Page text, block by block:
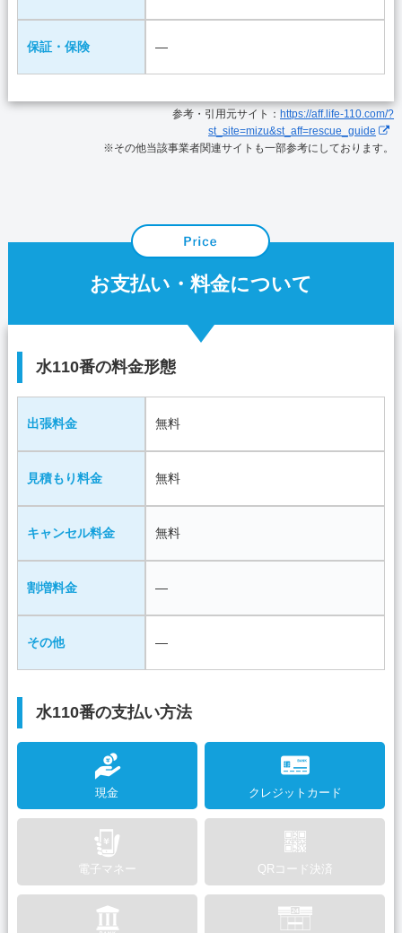
保証・保険 ―
参考・引用元サイト： https://aff.life-110.com/?
st_site=mizu&st_aff=rescue_guide
※その他当該事業者関連サイトも一部参考にしております。
お支払い・料金について
水110番の料金形態
出張料金 無料
見積もり料金 無料
キャンセル料金 無料
割増料金 ―
その他 ―
水110番の支払い方法
現金 クレジットカード
電子マネー QRコード決済